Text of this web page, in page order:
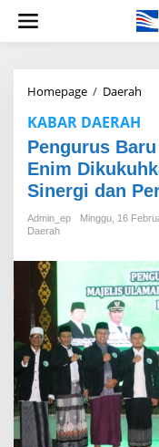
konten
Homepage / Daerah
KABAR DAERAH
Pengurus
Enim
Sinergi dan
Admin_ep
Minggu, 16
Daerah